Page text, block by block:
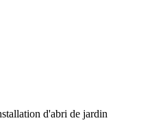
d'abri de jardin